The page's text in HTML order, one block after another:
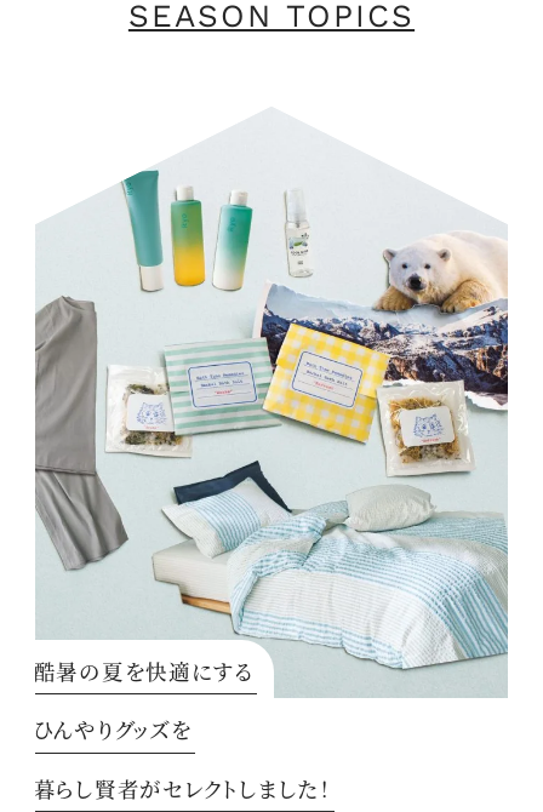
SEASON TOPICS
酷暑の夏を快適にする
ひんやりグッズを
暮らし賢者がセレクトしました！